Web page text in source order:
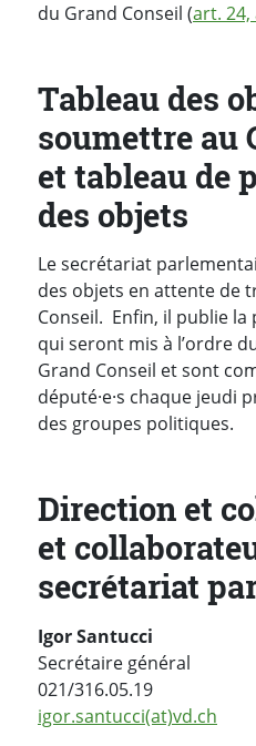
du Grand Conseil (art. 24,
Tableau des
soumettre au
et tableau de
des objets
Le secrétariat
des objets en attente de
Conseil. Enfin, il publie
qui seront mis à l’ordre
Grand Conseil et sont
député·e·s chaque jeudi
des groupes politiques.
Direction et
et
secrétariat
Igor Santucci
Secrétaire général
021/316.05.19
igor.santucci(at)vd.ch